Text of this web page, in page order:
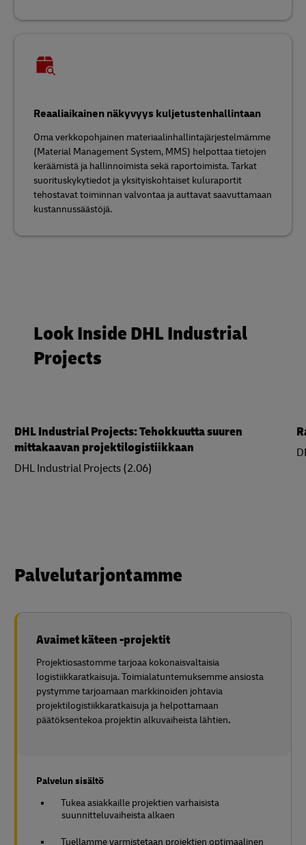
Reaaliaikainen näkyvyys kuljetustenhallintaan
Oma verkkopohjainen materiaalinhallintajärjestelmämme
(Material Management System, MMS) helpottaa tietojen
keräämistä ja hallinnoimista sekä raportoimista. Tarkat
suorituskykytiedot ja yksityiskohtaiset kuluraportit
tehostavat toiminnan valvontaa ja auttavat saavuttamaan
kustannussäästöjä.
Look Inside DHL Industrial
Projects
DHL Industrial Projects: Tehokkuutta suuren
mittakaavan projektilogistiikkaan
DHL Industrial Projects (2.06)
Palvelutarjontamme
Avaimet käteen -projektit
Projektiosastomme tarjoaa kokonaisvaltaisia
logistiikkaratkaisuja. Toimialatuntemuksemme ansiosta
pystymme tarjoamaan markkinoiden johtavia
projektilogistiikkaratkaisuja ja helpottamaan
päätöksentekoa projektin alkuvaiheista lähtien.
Palvelun sisältö
Tukea asiakkaille projektien varhaisista
suunnitteluvaiheista alkaen
Tuellamme varmistetaan projektien optimaalinen